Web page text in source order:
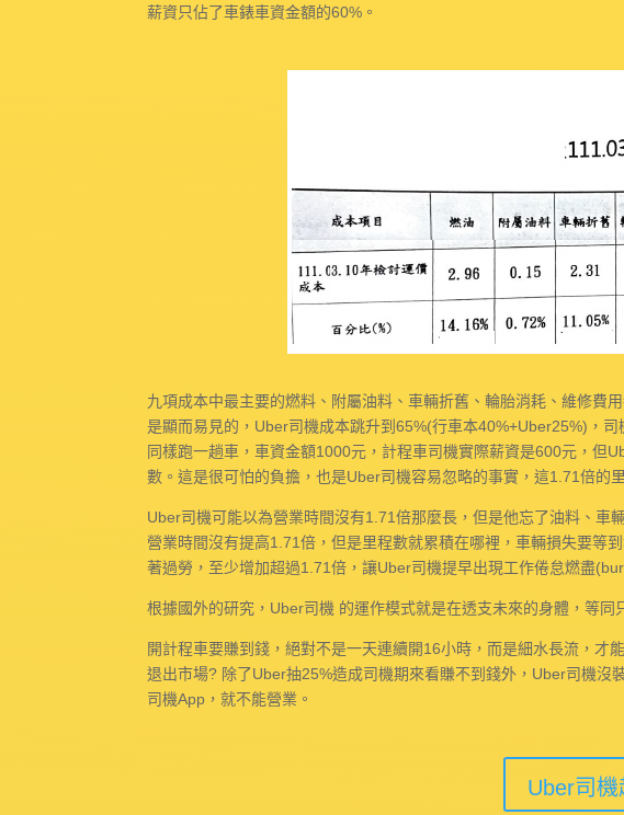
薪資只佔了車錶車資金額的60%。
九項成本中最主要的燃料、附屬油料、車輛折舊、輪胎消耗、維修費
是顯而易見的，Uber司機成本跳升到65%(行車本40%+Uber25%)，司
同樣跑一趟車，車資金額1000元，計程車司機實際薪資是600元，但
數。這是很可怕的負擔，也是Uber司機容易忽略的事實，這1.71倍的
Uber司機可能以為營業時間沒有1.71倍那麼長，但是他忘了油料、車
營業時間沒有提高1.71倍，但是里程數就累積在哪裡，車輛損失要等
著過勞，至少增加超過1.71倍，讓Uber司機提早出現工作倦怠燃盡
根據國外的研究，Uber司機 的運作模式就是在透支未來的身體，等
開計程車要賺到錢，絕對不是一天連續開16小時，而是細水長流，才
退出市場? 除了Uber抽25%造成司機期來看賺不到錢外，Uber司機
司機App，就不能營業。
Uber司